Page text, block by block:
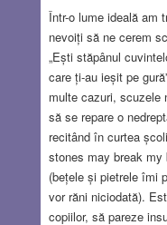
Într-o lume ideală am
nevoiți să ne cerem
„Ești stăpânul
care ți-au ieșit pe
multe cazuri, scuzele
să se repare o
recitând în curtea
stones may break my
(bețele și pietrele îmi
vor răni niciodată).
copiilor, să pareze